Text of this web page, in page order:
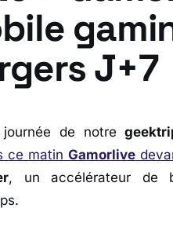
J+7
journée de notre
ce matin Gamorlive
, un accélérateur de